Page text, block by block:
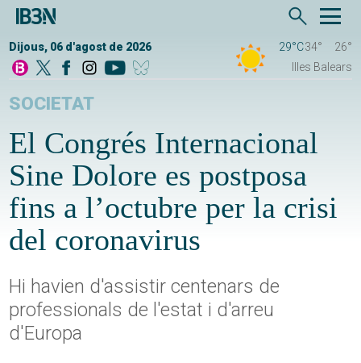
Dijous, 06 d'agost de 2026 29°C34°
26°
Illes Balears
SOCIETAT
El Congrés Internacional
Sine Dolore es postposa
fins a l’octubre per la crisi
del coronavirus
Hi havien d'assistir centenars de
professionals de l'estat i d'arreu
d'Europa